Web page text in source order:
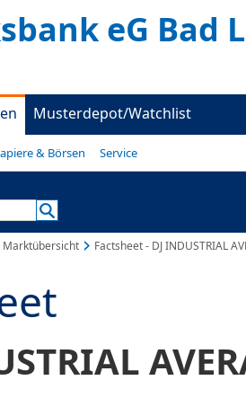
eG Bad
Musterdepot/Watchlist
& Börsen Service
Marktübersicht Factsheet - DJ INDUSTRIAL